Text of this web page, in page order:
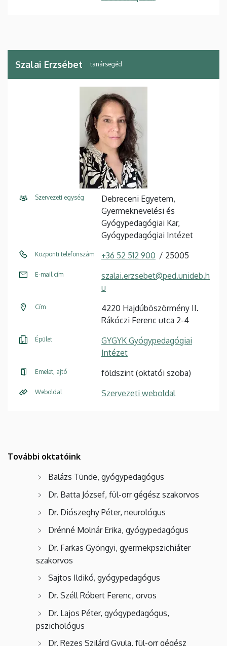
Szalai Erzsébet tanársegéd
Szervezeti egység
Debreceni Egyetem,
Gyermeknevelési és
Gyógypedagógiai Kar,
Gyógypedagógiai Intézet
Központi telefonszám +36 52 512 900 25005
E-mail cím
szalai.erzsebet@ped.unideb.h
u
Cím
4220 Hajdúböszörmény II.
Rákóczi Ferenc utca 2-4
Épület
GYGYK Gyógypedagógiai
Intézet
Emelet, ajtó földszint (oktatói szoba)
Weboldal Szervezeti weboldal
További oktatóink
Balázs Tünde, gyógypedagógus
Dr. Batta József, fül-orr gégész szakorvos
Dr. Diószeghy Péter, neurológus
Drénné Molnár Erika, gyógypedagógus
Dr. Farkas Gyöngyi, gyermekpszichiáter
szakorvos
Sajtos Ildikó, gyógypedagógus
Dr. Széll Róbert Ferenc, orvos
Dr. Lajos Péter, gyógypedagógus,
pszichológus
Dr. Rezes Szilárd Gyula, fül-orr gégész